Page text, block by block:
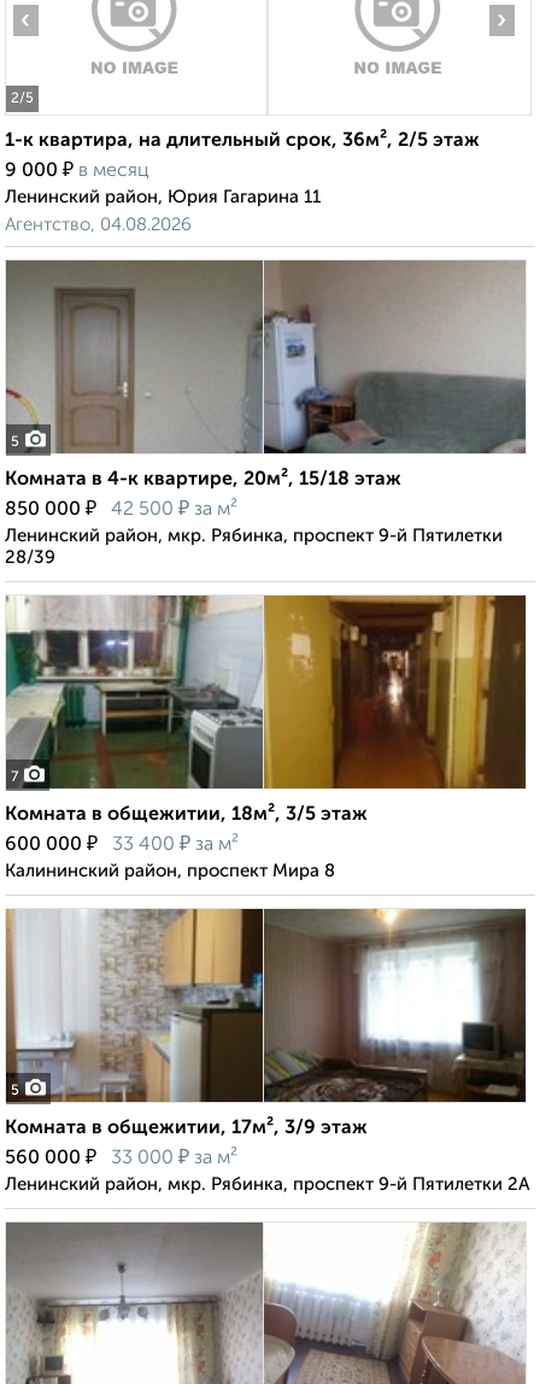
2/5
‹ ›
1-к квартира, на длительный срок, 36м², 2/5 этаж
9 000 ₽ в месяц
Ленинский район, Юрия Гагарина 11
Агентство, 04.08.2026
5
Комната в 4-к квартире, 20м², 15/18 этаж
850 000 ₽ 42 500 ₽ за м²
Ленинский район, мкр. Рябинка, проспект 9-й Пятилетки
28/39
7
Комната в общежитии, 18м², 3/5 этаж
600 000 ₽ 33 400 ₽ за м²
Калининский район, проспект Мира 8
5
Комната в общежитии, 17м², 3/9 этаж
560 000 ₽ 33 000 ₽ за м²
Ленинский район, мкр. Рябинка, проспект 9-й Пятилетки 2А